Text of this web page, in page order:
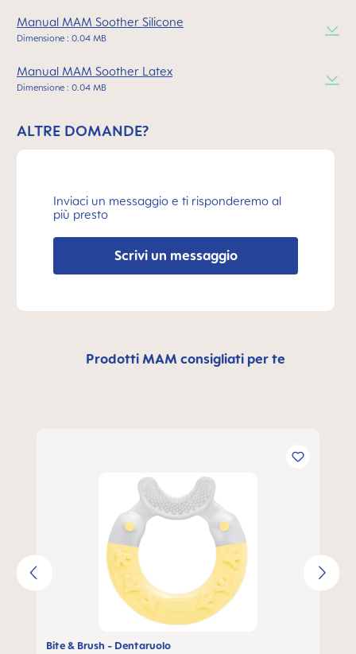
Manual MAM Soother Silicone
Dimensione : 0.04 MB
Manual MAM Soother Latex
Dimensione : 0.04 MB
ALTRE DOMANDE?
Inviaci un messaggio e ti risponderemo al
più presto
Scrivi un messaggio
Prodotti MAM consigliati per te
Bite & Brush - Dentaruolo